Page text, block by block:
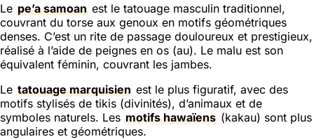
Le pe’a samoan est le tatouage masculin traditionnel,
couvrant du torse aux genoux en motifs géométriques
denses. C’est un rite de passage douloureux et prestigieux,
réalisé à l’aide de peignes en os (au). Le malu est son
équivalent féminin, couvrant les jambes.
Le tatouage marquisien est le plus figuratif, avec des
motifs stylisés de tikis (divinités), d’animaux et de
symboles naturels. Les motifs hawaïens (kakau) sont plus
angulaires et géométriques.